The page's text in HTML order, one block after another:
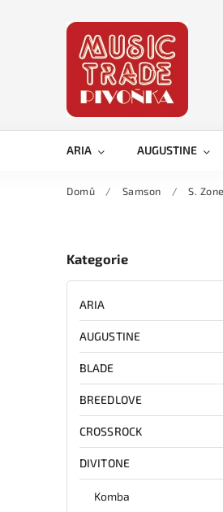
ARIA AUGUSTINE
Domů / Samson / S.
Kategorie
ARIA
AUGUSTINE
BLADE
BREEDLOVE
CROSSROCK
DIVITONE
Komba